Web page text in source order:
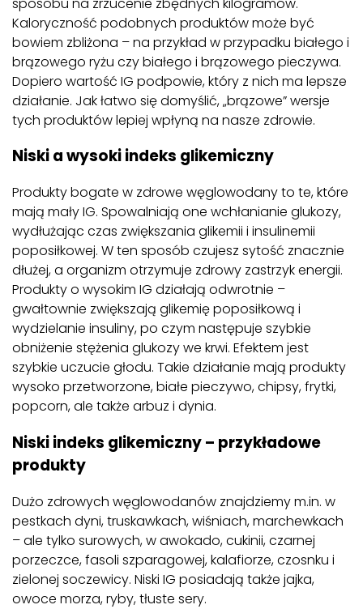
Kaloryczność podobnych produktów może być
bowiem zbliżona – na przykład w przypadku białego i
brązowego ryżu czy białego i brązowego pieczywa.
Dopiero wartość IG podpowie, który z nich ma lepsze
działanie. Jak łatwo się domyślić, „brązowe” wersje
tych produktów lepiej wpłyną na nasze zdrowie.
Niski a wysoki indeks glikemiczny
Produkty bogate w zdrowe węglowodany to te, które
mają mały IG. Spowalniają one wchłanianie glukozy,
wydłużając czas zwiększania glikemii i insulinemii
poposiłkowej. W ten sposób czujesz sytość znacznie
dłużej, a organizm otrzymuje zdrowy zastrzyk energii.
Produkty o wysokim IG działają odwrotnie –
gwałtownie zwiększają glikemię poposiłkową i
wydzielanie insuliny, po czym następuje szybkie
obniżenie stężenia glukozy we krwi. Efektem jest
szybkie uczucie głodu. Takie działanie mają produkty
wysoko przetworzone, białe pieczywo, chipsy, frytki,
popcorn, ale także arbuz i dynia.
Niski indeks glikemiczny – przykładowe
produkty
Dużo zdrowych węglowodanów znajdziemy m.in. w
pestkach dyni, truskawkach, wiśniach, marchewkach
– ale tylko surowych, w awokado, cukinii, czarnej
porzeczce, fasoli szparagowej, kalafiorze, czosnku i
zielonej soczewicy. Niski IG posiadają także jajka,
owoce morza, ryby, tłuste sery.